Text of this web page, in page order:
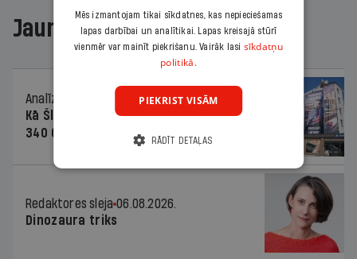
Jaunākajā žurnālā
Analīze
Kā Šlesera partija palika nesodīta par
340 000 vērtu reklāmas kampaņu
Redaktores sleja 06.08.2026.
Dinozaura triks
Mēs izmantojam tikai sīkdatnes, kas nepieciešamas
lapas darbībai un analītikai. Lapas kreisajā stūrī
vienmēr var mainīt piekrišanu. Vairāk lasi sīkdatņu
politikā.
PIEKRIST VISĀM
RĀDĪT DETAĻAS